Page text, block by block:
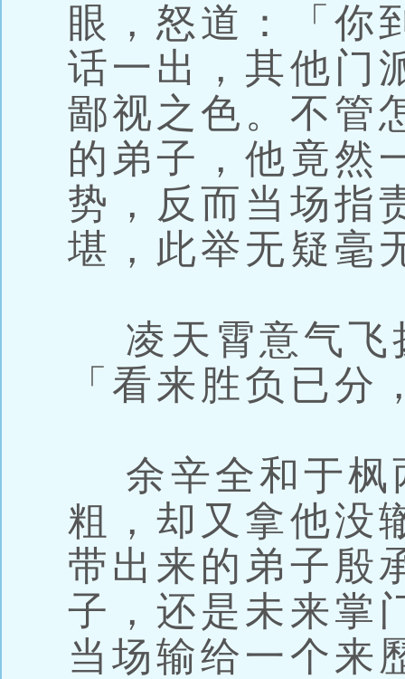
眼，怒道：「你
话一出，其他门
鄙视之色。不管
的弟子，他竟然
势，反而当场指
堪，此举无疑毫
凌天霄意气飞
「看来胜负已
余辛全和于枫
粗，却又拿他没
带出来的弟子殷
子，还是未来掌
当场输给一个来